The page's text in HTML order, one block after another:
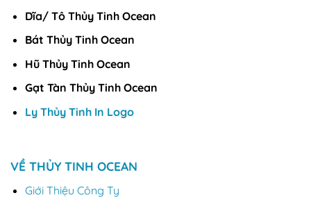
Dĩa/ Tô Thủy Tinh Ocean
Bát Thủy Tinh Ocean
Hũ Thủy Tinh Ocean
Gạt Tàn Thủy Tinh Ocean
Ly Thủy Tinh In Logo
VỀ THỦY TINH OCEAN
Giới Thiệu Công Ty